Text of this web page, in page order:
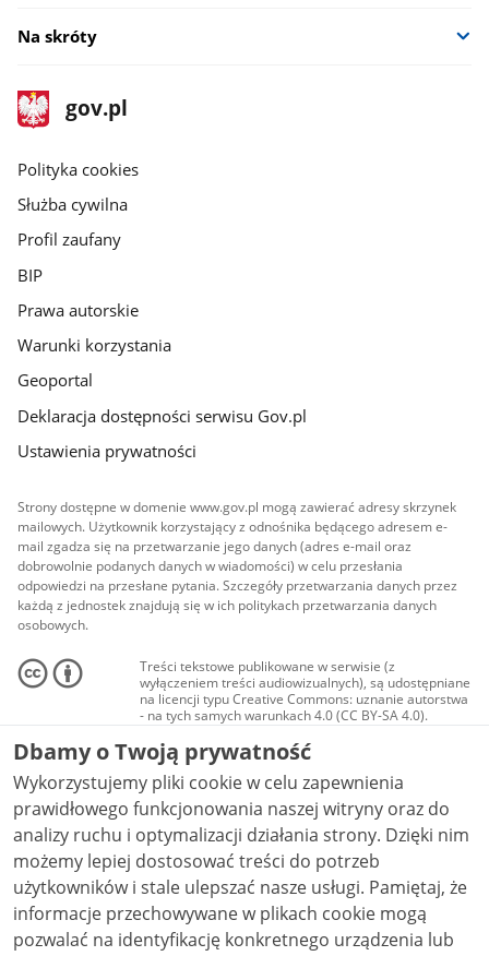
Na skróty
stopka
gov.pl
Strona
gov.pl
gov.pl
Polityka cookies
Służba cywilna
Profil zaufany
BIP
Prawa autorskie
Warunki korzystania
Geoportal
Deklaracja dostępności serwisu Gov.pl
Ustawienia prywatności
Strony dostępne w domenie www.gov.pl mogą zawierać adresy skrzynek
mailowych. Użytkownik korzystający z odnośnika będącego adresem e-
mail zgadza się na przetwarzanie jego danych (adres e-mail oraz
dobrowolnie podanych danych w wiadomości) w celu przesłania
odpowiedzi na przesłane pytania. Szczegóły przetwarzania danych przez
każdą z jednostek znajdują się w ich politykach przetwarzania danych
osobowych.
Treści tekstowe publikowane w serwisie (z
wyłączeniem treści audiowizualnych), są udostępniane
na licencji typu Creative Commons: uznanie autorstwa
- na tych samych warunkach 4.0 (CC BY-SA 4.0).
Materiały audiowizualne, w tym zdjęcia, materiały
audio i wideo, są udostępniane na licencji typu
Creative Commons: uznanie autorstwa użycie
niekomercyjne - bez utworów zależnych 4.0 (CC BY-
NC-ND 4.0), o ile nie jest to stwierdzone inaczej.
Dbamy o Twoją prywatność
Wykorzystujemy pliki cookie w celu zapewnienia
prawidłowego funkcjonowania naszej witryny oraz do
analizy ruchu i optymalizacji działania strony. Dzięki nim
możemy lepiej dostosować treści do potrzeb
użytkowników i stale ulepszać nasze usługi. Pamiętaj, że
informacje przechowywane w plikach cookie mogą
pozwalać na identyfikację konkretnego urządzenia lub